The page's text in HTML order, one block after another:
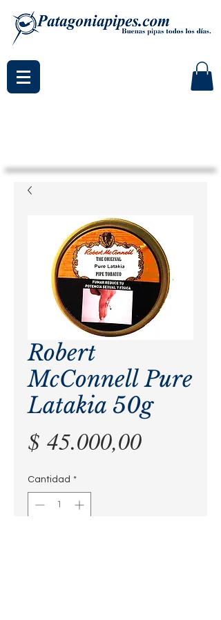
Robert
McConnell Pure
Latakia 50g
$ 45.000,00Precio
Cantidad *